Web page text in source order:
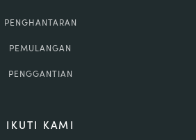
PENGHANTARAN
PEMULANGAN
PENGGANTIAN
IKUTI KAMI